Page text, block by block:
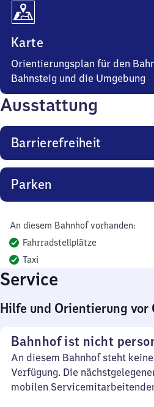
Karte
Orientierungsplan für den
Bahnsteig und die Umgebung
Ausstattung
Barrierefreiheit
Parken
An diesem Bahnhof vorhanden:
Fahrradstellplätze
Taxi
Service
Hilfe und Orientierung vor
Bahnhof ist nicht
An diesem Bahnhof steht
Verfügung. Die
mobilen